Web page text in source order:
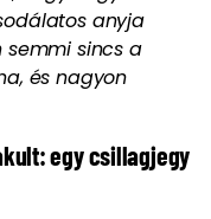
anyja
semmi sincs a
és nagyon
egy csillagjegy